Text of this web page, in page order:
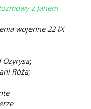
z Janem
wojenne 22 IX
Ozyrysa;
Róża;